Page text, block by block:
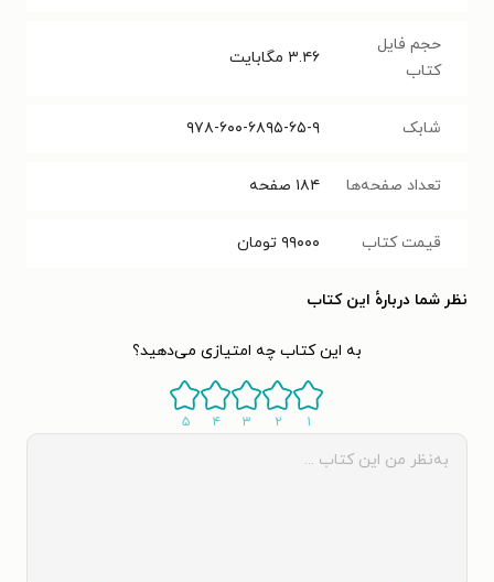
حجم فایل
کتاب
۳.۴۶ مگابایت
شابک ۹۷۸-۶۰۰-۶۸۹۵-۶۵-۹
تعداد صفحه‌ها ۱۸۴ صفحه
قیمت کتاب ۹۹۰۰۰ تومان
نظر شما دربارهٔ این کتاب
به این کتاب چه امتیازی می‌دهید؟
۱ ۲ ۳ ۴ ۵